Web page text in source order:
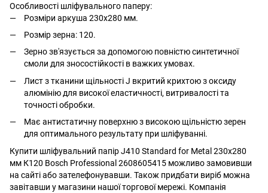
Особливості шліфувального паперу:
Розміри аркуша 230x280 мм.
Розмір зерна: 120.
Зерно зв'язується за допомогою повністю синтетичної
смоли для зносостійкості в важких умовах.
Лист з тканини щільності J вкритий крихтою з оксиду
алюмінію для високої еластичності, витривалості та
точності обробки.
Має антистатичну поверхню з високою щільністю зерен
для оптимального результату при шліфуванні.
Купити шліфувальний папір J410 Standard for Metal 230x280
мм К120 Bosch Professional 2608605415 можливо замовивши
на сайті або зателефонувавши. Також придбати виріб можна
завітавши у магазини нашої торгової мережі. Компанія